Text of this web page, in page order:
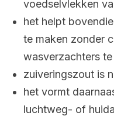
voedselvlekken
het helpt
te maken zonder
wasverzachters
zuiveringszout is
het vormt
luchtweg- of